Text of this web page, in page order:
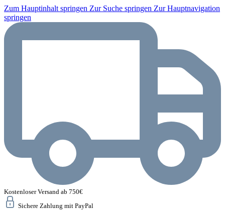
Zum Hauptinhalt springen Zur Suche springen Zur Hauptnavigation
springen
Kostenloser Versand ab 750€
Sichere Zahlung mit PayPal